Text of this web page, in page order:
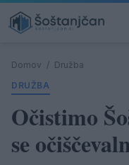
Domov / Družba
DRUŽBA
Očistimo
se